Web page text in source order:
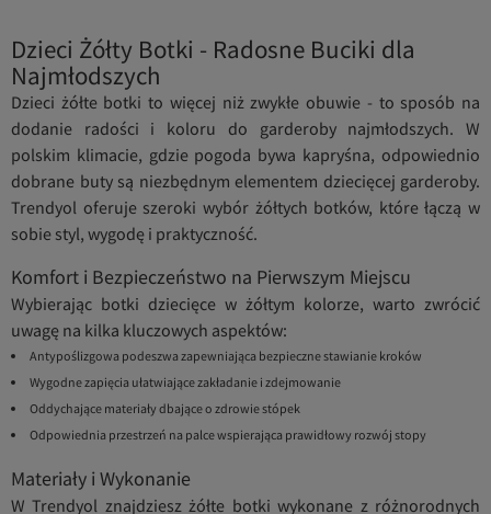
Dzieci Żółty Botki - Radosne Buciki dla
Najmłodszych
Dzieci żółte botki to więcej niż zwykłe obuwie - to sposób na
dodanie radości i koloru do garderoby najmłodszych. W
polskim klimacie, gdzie pogoda bywa kapryśna, odpowiednio
dobrane buty są niezbędnym elementem dziecięcej garderoby.
Trendyol oferuje szeroki wybór żółtych botków, które łączą w
sobie styl, wygodę i praktyczność.
Komfort i Bezpieczeństwo na Pierwszym Miejscu
Wybierając botki dziecięce w żółtym kolorze, warto zwrócić
uwagę na kilka kluczowych aspektów:
Antypoślizgowa podeszwa zapewniająca bezpieczne stawianie kroków
Wygodne zapięcia ułatwiające zakładanie i zdejmowanie
Oddychające materiały dbające o zdrowie stópek
Odpowiednia przestrzeń na palce wspierająca prawidłowy rozwój stopy
Materiały i Wykonanie
W Trendyol znajdziesz żółte botki wykonane z różnorodnych